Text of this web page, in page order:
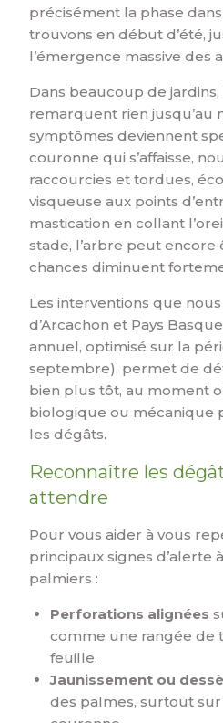
précisément la phase
trouvons en début d’été,
l’émergence massive des
Dans beaucoup de
remarquent rien jusqu’au
symptômes deviennent
couronne qui s’affaisse,
raccourcies et tordues,
visqueuse aux points
mastication en collant
stade, l’arbre peut encore
chances diminuent
Les interventions que
d’Arcachon et Pays
annuel, optimisé sur la
septembre), permet de
bien plus tôt, au moment
biologique ou mécanique
les dégâts.
Reconnaître les
attendre
Pour vous aider à vous
principaux signes d’alerte
palmiers :
Perforations alignées
comme une rangée de
feuille.
Jaunissement ou
des palmes, surtout